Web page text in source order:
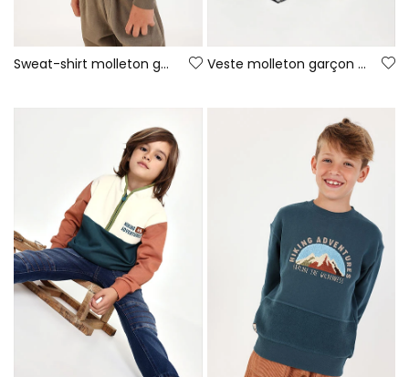
Sweat-shirt molleton garçon kaki imprimé plaques d\'immatriculation Veste molleton garçon imprimé plaques kaki